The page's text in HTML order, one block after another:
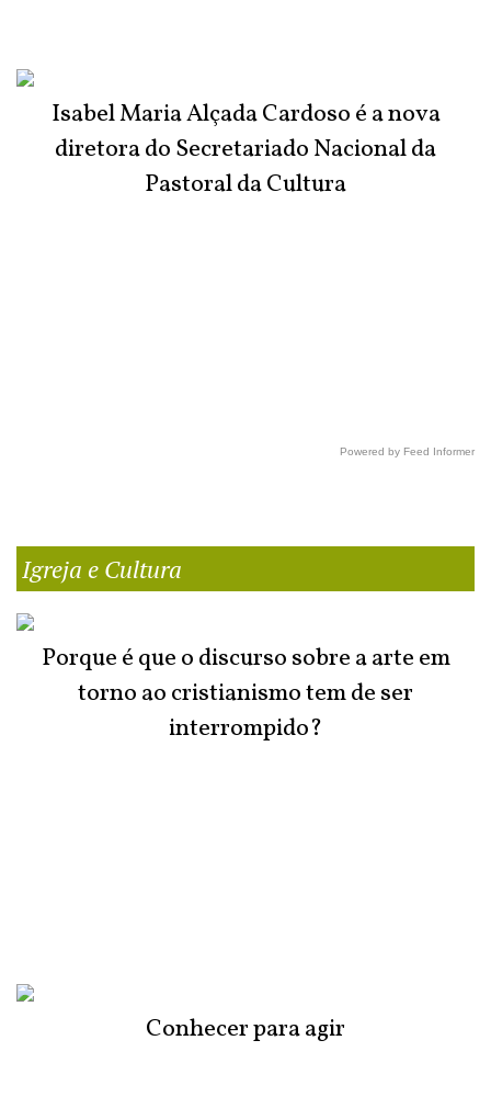
Isabel Maria Alçada Cardoso é a nova
diretora do Secretariado Nacional da
Pastoral da Cultura
Powered by Feed Informer
Igreja e Cultura
Porque é que o discurso sobre a arte em
torno ao cristianismo tem de ser
interrompido?
Conhecer para agir